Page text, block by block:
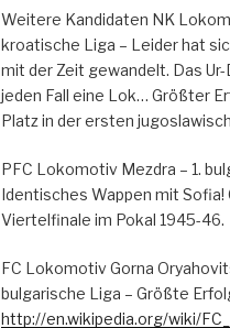
Weitere Kandidaten NK
kroatische Liga – Leider hat
mit der Zeit gewandelt. Das
jeden Fall eine Lok… Größter
Platz in der ersten
PFC Lokomotiv Mezdra – 1.
Identisches Wappen mit Sofia!
Viertelfinale im Pokal 1945-46.
FC Lokomotiv Gorna
bulgarische Liga – Größte
http://en.wikipedia.org/wiki/